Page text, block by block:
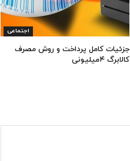
اجتماعی
جزئیات کامل پرداخت و روش مصرف
کالابرگ ۴میلیونی